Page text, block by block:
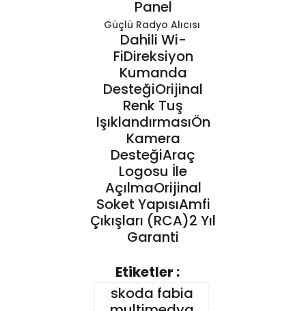
Panel
Güçlü Radyo Alıcısı
Dahili Wi-
FiDireksiyon
Kumanda
DesteğiOrijinal
Renk Tuş
IşıklandırmasıÖn
Kamera
DesteğiAraç
Logosu İle
AçılmaOrijinal
Soket YapısıAmfi
Çıkışları (RCA)2 Yıl
Garanti
Bu ürüne ilk yorumu siz yapın!
Bu ürünün fiyat bilgisi, resim,
ürün açıklamalarında ve
diğer konularda yetersiz
Etiketler :
skoda fabia